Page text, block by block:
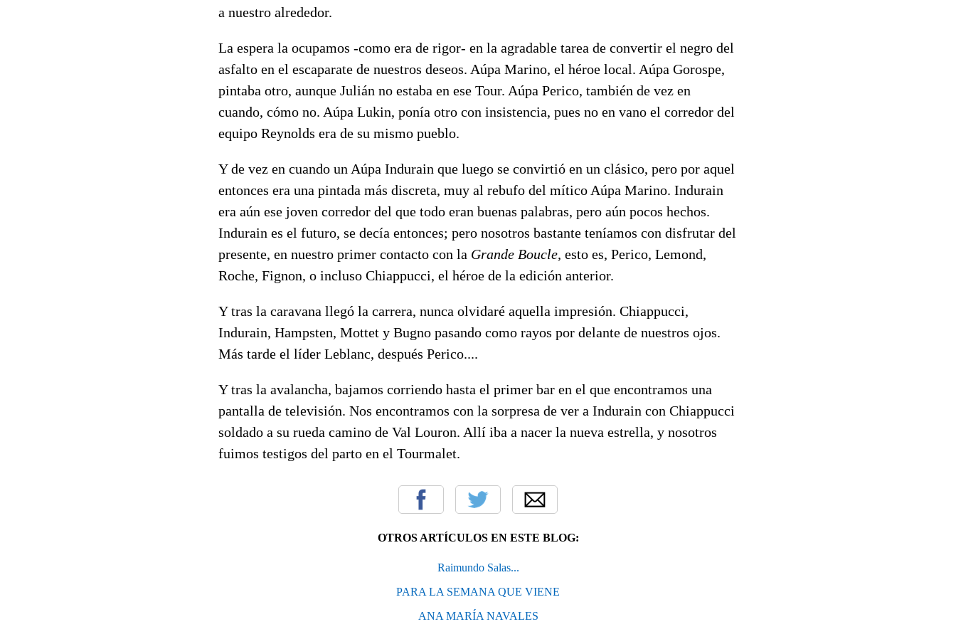
a nuestro alrededor.
La espera la ocupamos -como era de rigor- en la agradable tarea de convertir el negro del
asfalto en el escaparate de nuestros deseos. Aúpa Marino, el héroe local. Aúpa Gorospe,
pintaba otro, aunque Julián no estaba en ese Tour. Aúpa Perico, también de vez en
cuando, cómo no. Aúpa Lukin, ponía otro con insistencia, pues no en vano el corredor del
equipo Reynolds era de su mismo pueblo.
Y de vez en cuando un Aúpa Indurain que luego se convirtió en un clásico, pero por aquel
entonces era una pintada más discreta, muy al rebufo del mítico Aúpa Marino. Indurain
era aún ese joven corredor del que todo eran buenas palabras, pero aún pocos hechos.
Indurain es el futuro, se decía entonces; pero nosotros bastante teníamos con disfrutar del
presente, en nuestro primer contacto con la Grande Boucle, esto es, Perico, Lemond,
Roche, Fignon, o incluso Chiappucci, el héroe de la edición anterior.
Y tras la caravana llegó la carrera, nunca olvidaré aquella impresión. Chiappucci,
Indurain, Hampsten, Mottet y Bugno pasando como rayos por delante de nuestros ojos.
Más tarde el líder Leblanc, después Perico....
Y tras la avalancha, bajamos corriendo hasta el primer bar en el que encontramos una
pantalla de televisión. Nos encontramos con la sorpresa de ver a Indurain con Chiappucci
soldado a su rueda camino de Val Louron. Allí iba a nacer la nueva estrella, y nosotros
fuimos testigos del parto en el Tourmalet.
OTROS ARTÍCULOS EN ESTE BLOG:
Raimundo Salas...
PARA LA SEMANA QUE VIENE
ANA MARÍA NAVALES